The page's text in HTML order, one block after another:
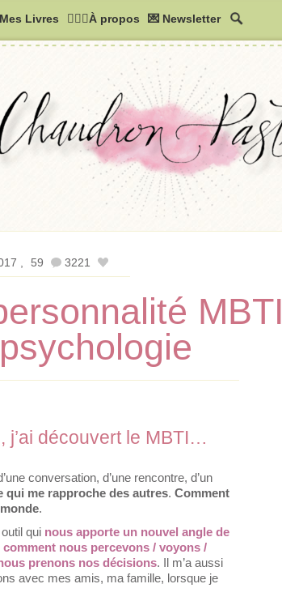
Livres 🧚🏻‍♂️À propos 💌 Newsletter
59 3221
MBTI
découvert le MBTI…
conversation, d’une rencontre, d’un
qui me rapproche des autres.Comment
.
qui nous apporte un nouvel angle de
nous percevons / voyons /
prenons nos décisions. Il m’a aussi
avec mes amis, ma famille, lorsque je